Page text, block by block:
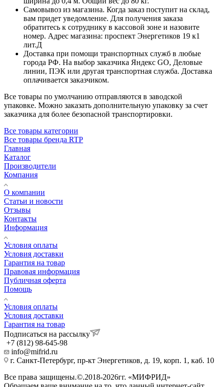
Самовывоз из магазина. Когда заказ поступит на склад,
вам придет уведомление. Для получения заказа
обратитесь к сотруднику в кассовой зоне и назовите
номер. Адрес магазина: проспект Энергетиков 19 к1
лит.Д
Доставка при помощи транспортных служб в любые
города РФ. На выбор заказчика Яндекс GO, Деловые
линии, ПЭК или другая транспортная служба. Доставка
оплачивается заказчиком.
Все товары по умолчанию отправляются в заводской
упаковке. Можно заказать дополнительную упаковку за счет
заказчика для более безопасной транспортировки.
Все товары категории
Все товары бренда RTP
Главная
Каталог
Производители
Компания
О компании
Статьи и новости
Отзывы
Контакты
Информация
Условия оплаты
Условия доставки
Гарантия на товар
Правовая информация
Публичная оферта
Помощь
Условия оплаты
Условия доставки
Гарантия на товар
Подписаться на рассылку
+7 (812) 98-645-98
info@mifrid.ru
г. Санкт-Петербург, пр-кт Энергетиков, д. 19, корп. 1, каб. 10
Все права защищены.©.2018-2026гг. «МИФРИД»